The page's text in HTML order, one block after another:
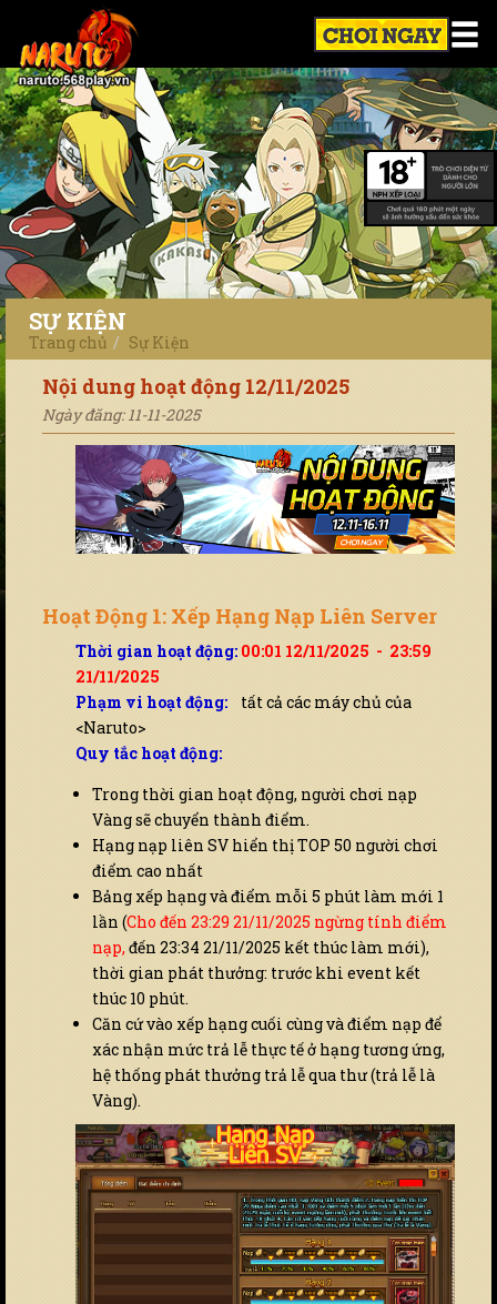
SỰ KIỆN
Trang chủ Sự Kiện
Nội dung hoạt động 12/11/2025
Ngày đăng: 11-11-2025
Hoạt Động 1: Xếp Hạng Nạp Liên Server
Thời gian hoạt động: 00:01 12/11/2025 - 23:59
21/11/2025
Phạm vi hoạt động: tất cả các máy chủ của
<Naruto>
Quy tắc hoạt động:
Trong thời gian hoạt động, người chơi nạp
Vàng sẽ chuyển thành điểm.
Hạng nạp liên SV hiển thị TOP 50 người chơi
điểm cao nhất
Bảng xếp hạng và điểm mỗi 5 phút làm mới 1
lần (Cho đến 23:29 21/11/2025 ngừng tính điểm
nạp, đến 23:34 21/11/2025 kết thúc làm mới),
thời gian phát thưởng: trước khi event kết
thúc 10 phút.
Căn cứ vào xếp hạng cuối cùng và điểm nạp để
xác nhận mức trả lễ thực tế ở hạng tương ứng,
hệ thống phát thưởng trả lễ qua thư (trả lễ là
Vàng).